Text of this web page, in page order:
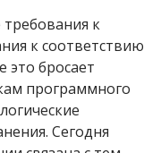
к
к соответствию
это бросает
программного
Сегодня